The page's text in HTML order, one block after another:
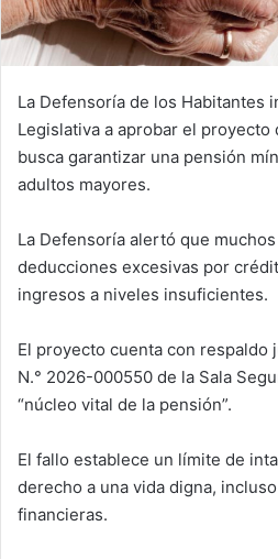
La Defensoría de los Habitantes
Legislativa a aprobar el proyecto
busca garantizar una pensión
adultos mayores.
La Defensoría alertó que
deducciones excesivas por
ingresos a niveles insuficientes.
El proyecto cuenta con respaldo
N.° 2026-000550 de la Sala
“núcleo vital de la pensión”.
El fallo establece un límite de
derecho a una vida digna,
financieras.